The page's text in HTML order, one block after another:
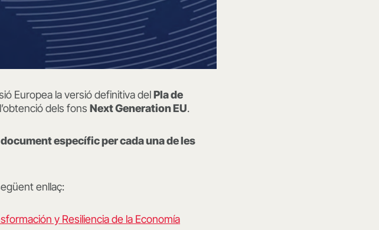
Europea la versió definitiva delPla de
dels fons Next Generation EU.
específic per cada una de les
enllaç:
y Resiliencia de la Economía